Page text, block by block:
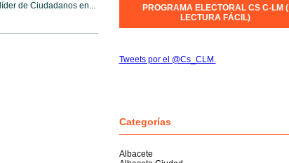
de Ciudadanos en...
PROGRAMA ELECTORAL CS C-LM (
LECTURA FÁCIL)
Tweets por el @Cs_CLM.
Categorías
Albacete